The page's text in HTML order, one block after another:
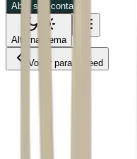
Abra sua conta
Alternar tema
Voltar para o Feed